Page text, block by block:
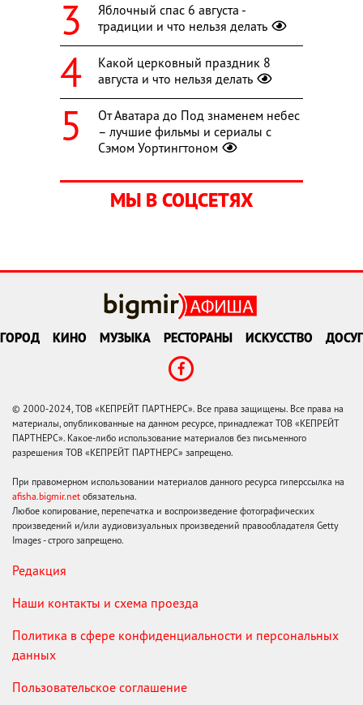
Яблочный спас 6 августа -
традиции и что нельзя делать
Какой церковный праздник 8
августа и что нельзя делать
От Аватара до Под знаменем небес
– лучшие фильмы и сериалы с
Сэмом Уортингтоном
МЫ В СОЦСЕТЯХ
ГОРОД КИНО МУЗЫКА РЕСТОРАНЫ ИСКУССТВО ДОСУГ
© 2000-2024, ТОВ «КЕПРЕЙТ ПАРТНЕРС». Все права защищены. Все права на
материалы, опубликованные на данном ресурсе, принадлежат ТОВ «КЕПРЕЙТ
ПАРТНЕРС». Какое-либо использование материалов без письменного
разрешения ТОВ «КЕПРЕЙТ ПАРТНЕРС» запрещено.
При правомерном использовании материалов данного ресурса гиперссылка на
afisha.bigmir.net обязательна.
Любое копирование, перепечатка и воспроизведение фотографических
произведений и/или аудиовизуальных произведений правообладателя Getty
Images - строго запрещено.
Редакция
Наши контакты и схема проезда
Политика в сфере конфиденциальности и персональных
данных
Пользовательское соглашение